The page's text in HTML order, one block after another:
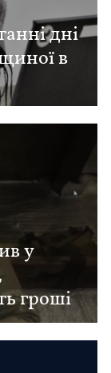
дні
в
у
гроші